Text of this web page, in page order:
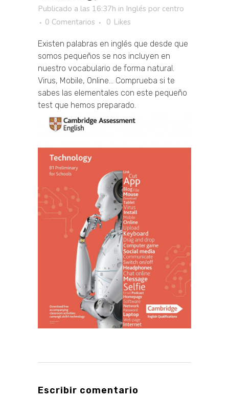
Publicado a las 16:37h in Inglés por centro
0 Comentarios
0 Likes
Existen palabras en inglés que desde que
somos pequeños se nos incluyen en
nuestro vocabulario de forma natural.
Virus, Mobile, Online… Comprueba si te
sabes las elementales con este pequeño
test que hemos preparado.
Escribir comentario